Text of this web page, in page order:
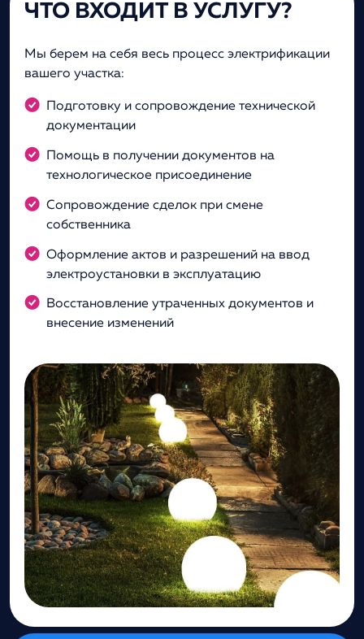
ЧТО ВХОДИТ В УСЛУГУ?
Мы берем на себя весь процесс электрификации
вашего участка:
Подготовку и сопровождение технической
документации
Помощь в получении документов на
технологическое присоединение
Сопровождение сделок при смене
собственника
Оформление актов и разрешений на ввод
электроустановки в эксплуатацию
Восстановление утраченных документов и
внесение изменений